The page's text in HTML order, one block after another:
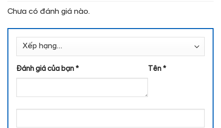
Chưa có đánh giá nào.
Đánh giá của bạn* Tên*